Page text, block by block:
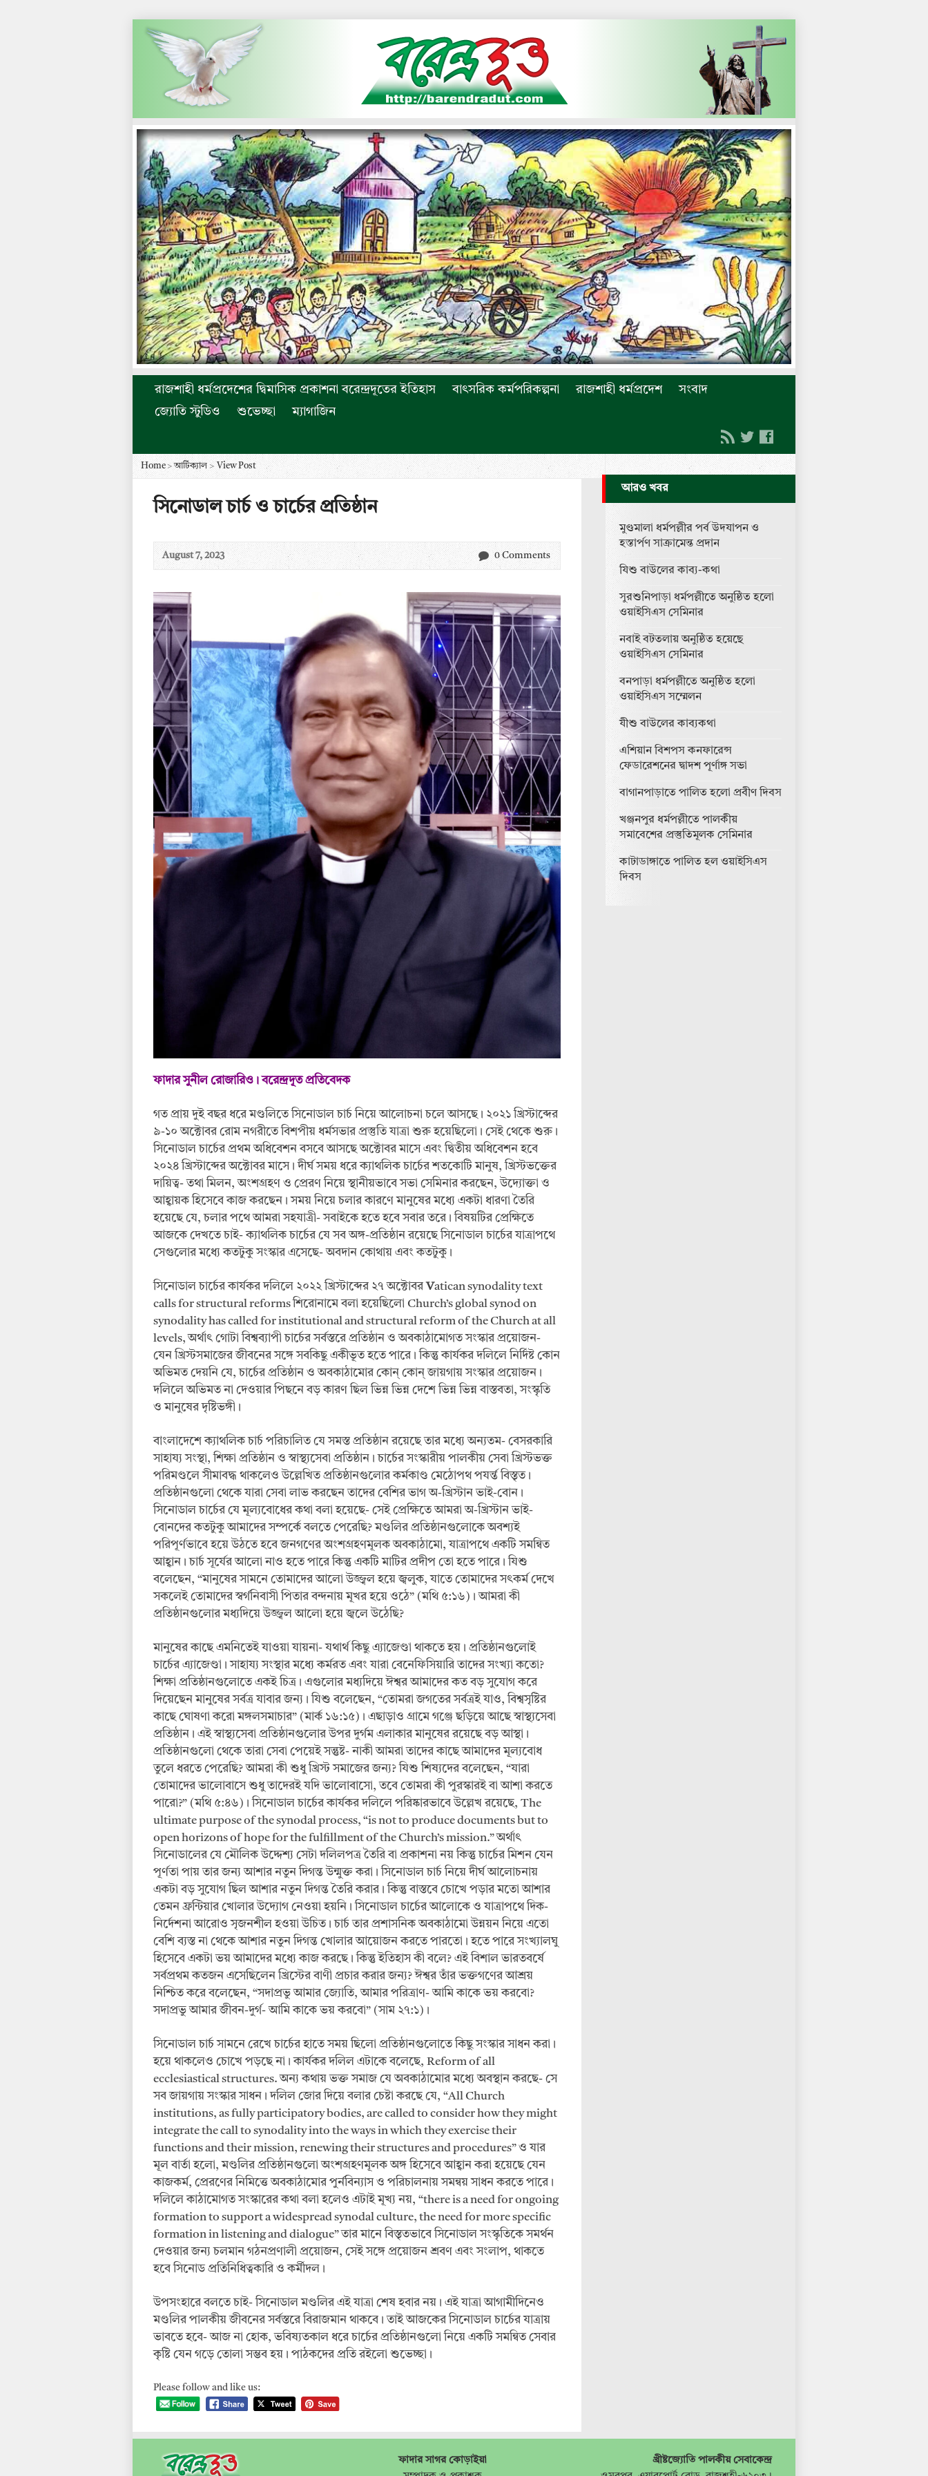
রাজশাহী ধর্মপ্রদেশের দ্বিমাসিক প্রকাশনা বরেন্দ্রদূতের ইতিহাস বাৎসরিক কর্মপরিকল্পনা রাজশাহী ধর্মপ্রদেশ
সংবাদ
জ্যোতি স্টুডিও
শুভেচ্ছা ম্যাগাজিন
Home >আর্টিক্যাল > View Post
সিনোডাল চার্চ ও চার্চের প্রতিষ্ঠান
August 7, 2023 0 Comments
ফাদার সুনীল রোজারিও। বরেন্দ্রদূত প্রতিবেদক
গত প্রায় দুই বছর ধরে মণ্ডলিতে সিনোডাল চার্চ নিয়ে আলোচনা চলে আসছে। ২০২১ খ্রিস্টাব্দের
৯-১০ অক্টোবর রোম নগরীতে বিশপীয় ধর্মসভার প্রস্তুতি যাত্রা শুরু হয়েছিলো। সেই থেকে শুরু।
সিনোডাল চার্চের প্রথম অধিবেশন বসবে আসছে অক্টোবর মাসে এবং দ্বিতীয় অধিবেশন হবে
২০২৪ খ্রিস্টাব্দের অক্টোবর মাসে। দীর্ঘ সময় ধরে ক্যাথলিক চার্চের শতকোটি মানুষ, খ্রিস্টভক্তের
দায়িত্ব- তথা মিলন, অংশগ্রহণ ও প্রেরণ নিয়ে স্থানীয়ভাবে সভা সেমিনার করছেন, উদ্যোক্তা ও
আহ্বায়ক হিসেবে কাজ করছেন। সময় নিয়ে চলার কারণে মানুষের মধ্যে একটা ধারণা তৈরি
হয়েছে যে, চলার পথে আমরা সহযাত্রী- সবাইকে হতে হবে সবার তরে। বিষয়টির প্রেক্ষিতে
আজকে দেখতে চাই- ক্যাথলিক চার্চের যে সব অঙ্গ-প্রতিষ্ঠান রয়েছে সিনোডাল চার্চের যাত্রাপথে
সেগুলোর মধ্যে কতটুকু সংস্কার এসেছে- অবদান কোথায় এবং কতটুকু।
সিনোডাল চার্চের কার্যকর দলিলে ২০২২ খ্রিস্টাব্দের ২৭ অক্টোবর Vatican synodality text
calls for structural reforms শিরোনামে বলা হয়েছিলো Church’s global synod on
synodality has called for institutional and structural reform of the Church at all
levels, অর্থাৎ গোটা বিশ্বব্যাপী চার্চের সর্বস্তরে প্রতিষ্ঠান ও অবকাঠামোগত সংস্কার প্রয়োজন-
যেন খ্রিস্টসমাজের জীবনের সঙ্গে সবকিছু একীভূত হতে পারে। কিন্তু কার্যকর দলিলে নির্দিষ্ট কোন
অভিমত দেয়নি যে, চার্চের প্রতিষ্ঠান ও অবকাঠামোর কোন্ কোন্ জায়গায় সংস্কার প্রয়োজন।
দলিলে অভিমত না দেওয়ার পিছনে বড় কারণ ছিল ভিন্ন ভিন্ন দেশে ভিন্ন ভিন্ন বাস্তবতা, সংস্কৃতি
ও মানুষের দৃষ্টিভঙ্গী।
বাংলাদেশে ক্যাথলিক চার্চ পরিচালিত যে সমস্ত প্রতিষ্ঠান রয়েছে তার মধ্যে অন্যতম- বেসরকারি
সাহায্য সংস্থা, শিক্ষা প্রতিষ্ঠান ও স্বাস্থ্যসেবা প্রতিষ্ঠান। চার্চের সংস্কারীয় পালকীয় সেবা খ্রিস্টভক্ত
পরিমণ্ডলে সীমাবদ্ধ থাকলেও উল্লেখিত প্রতিষ্ঠানগুলোর কর্মকাণ্ড মেঠোপথ পযর্ন্ত বিস্তৃত।
প্রতিষ্ঠানগুলো থেকে যারা সেবা লাভ করছেন তাদের বেশির ভাগ অ-খ্রিস্টান ভাই-বোন।
সিনোডাল চার্চের যে মূল্যবোধের কথা বলা হয়েছে- সেই প্রেক্ষিতে আমরা অ-খ্রিস্টান ভাই-
বোনদের কতটুকু আমাদের সম্পর্কে বলতে পেরেছি? মণ্ডলির প্রতিষ্ঠানগুলোকে অবশ্যই
পরিপূর্ণভাবে হয়ে উঠতে হবে জনগণের অংশগ্রহণমূলক অবকাঠামো, যাত্রাপথে একটি সমন্বিত
আহ্বান। চার্চ সূর্যের আলো নাও হতে পারে কিন্তু একটি মাটির প্রদীপ তো হতে পারে। যিশু
বলেছেন, “মানুষের সামনে তোমাদের আলো উজ্জ্বল হয়ে জ্বলুক, যাতে তোমাদের সৎকর্ম দেখে
সকলেই তোমাদের স্বর্গনিবাসী পিতার বন্দনায় মূখর হয়ে ওঠে” (মথি ৫:১৬)। আমরা কী
প্রতিষ্ঠানগুলোর মধ্যদিয়ে উজ্জ্বল আলো হয়ে জ্বলে উঠেছি?
মানুষের কাছে এমনিতেই যাওয়া যায়না- যথার্থ কিছু এ্যাজেণ্ডা থাকতে হয়। প্রতিষ্ঠানগুলোই
চার্চের এ্যাজেণ্ডা। সাহায্য সংস্থার মধ্যে কর্মরত এবং যারা বেনেফিসিয়ারি তাদের সংখ্যা কতো?
শিক্ষা প্রতিষ্ঠানগুলোতে একই চিত্র। এগুলোর মধ্যদিয়ে ঈশ্বর আমাদের কত বড় সুযোগ করে
দিয়েছেন মানুষের সর্বত্র যাবার জন্য। যিশু বলেছেন, “তোমরা জগতের সর্বত্রই যাও, বিশ্বসৃষ্টির
কাছে ঘোষণা করো মঙ্গলসমাচার” (মার্ক ১৬:১৫)। এছাড়াও গ্রামে গঞ্জে ছড়িয়ে আছে স্বাস্থ্যসেবা
প্রতিষ্ঠান। এই স্বাস্থ্যসেবা প্রতিষ্ঠানগুলোর উপর দুর্গম এলাকার মানুষের রয়েছে বড় আস্থা।
প্রতিষ্ঠানগুলো থেকে তারা সেবা পেয়েই সন্তুষ্ট- নাকী আমরা তাদের কাছে আমাদের মূল্যবোধ
তুলে ধরতে পেরেছি? আমরা কী শুধু খ্রিস্ট সমাজের জন্য? যিশু শিষ্যদের বলেছেন, “যারা
তোমাদের ভালোবাসে শুধু তাদেরই যদি ভালোবাসো, তবে তোমরা কী পুরস্কারই বা আশা করতে
পারো?” (মথি ৫:৪৬)। সিনোডাল চার্চের কার্যকর দলিলে পরিষ্কারভাবে উল্লেখ রয়েছে, The
ultimate purpose of the synodal process, “is not to produce documents but to
open horizons of hope for the fulfillment of the Church’s mission.” অর্থাৎ
সিনোডালের যে মৌলিক উদ্দেশ্য সেটা দলিলপত্র তৈরি বা প্রকাশনা নয় কিন্তু চার্চের মিশন যেন
পূর্ণতা পায় তার জন্য আশার নতুন দিগন্ত উন্মুক্ত করা। সিনোডাল চার্চ নিয়ে দীর্ঘ আলোচনায়
একটা বড় সুযোগ ছিল আশার নতুন দিগন্ত তৈরি করার। কিন্তু বাস্তবে চোখে পড়ার মতো আশার
তেমন ফ্রন্টিয়ার খোলার উদ্যোগ নেওয়া হয়নি। সিনোডাল চার্চের আলোকে ও যাত্রাপথে দিক-
নির্দেশনা আরোও সৃজনশীল হওয়া উচিত। চার্চ তার প্রশাসনিক অবকাঠামো উন্নয়ন নিয়ে এতো
বেশি ব্যস্ত না থেকে আশার নতুন দিগন্ত খোলার আয়োজন করতে পারতো। হতে পারে সংখ্যালঘু
হিসেবে একটা ভয় আমাদের মধ্যে কাজ করছে। কিন্তু ইতিহাস কী বলে? এই বিশাল ভারতবর্ষে
সর্বপ্রথম কতজন এসেছিলেন খ্রিস্টের বাণী প্রচার করার জন্য? ঈশ্বর তাঁর ভক্তগণের আশ্রয়
নিশ্চিত করে বলেছেন, “সদাপ্রভু আমার জ্যোতি, আমার পরিত্রাণ- আমি কাকে ভয় করবো?
সদাপ্রভু আমার জীবন-দুর্গ- আমি কাকে ভয় করবো” (সাম ২৭:১)।
সিনোডাল চার্চ সামনে রেখে চার্চের হাতে সময় ছিলো প্রতিষ্ঠানগুলোতে কিছু সংস্কার সাধন করা।
হয়ে থাকলেও চোখে পড়ছে না। কার্যকর দলিল এটাকে বলেছে, Reform of all
ecclesiastical structures. অন্য কথায় ভক্ত সমাজ যে অবকাঠামোর মধ্যে অবস্থান করছে- সে
সব জায়গায় সংস্কার সাধন। দলিল জোর দিয়ে বলার চেষ্টা করছে যে, “All Church
institutions, as fully participatory bodies, are called to consider how they might
integrate the call to synodality into the ways in which they exercise their
functions and their mission, renewing their structures and procedures” ও যার
মূল বার্তা হলো, মণ্ডলির প্রতিষ্ঠানগুলো অংশগ্রহণমূলক অঙ্গ হিসেবে আহ্বান করা হয়েছে যেন
কাজকর্ম, প্রেরণের নিমিত্তে অবকাঠামোর পুর্নবিন্যাস ও পরিচালনায় সমন্বয় সাধন করতে পারে।
দলিলে কাঠামোগত সংস্কারের কথা বলা হলেও এটাই মূখ্য নয়, “there is a need for ongoing
formation to support a widespread synodal culture, the need for more specific
formation in listening and dialogue” তার মানে বিস্তৃতভাবে সিনোডাল সংস্কৃতিকে সমর্থন
দেওয়ার জন্য চলমান গঠনপ্রণালী প্রয়োজন, সেই সঙ্গে প্রয়োজন শ্রবণ এবং সংলাপ, থাকতে
হবে সিনোড প্রতিনিধিত্বকারি ও কর্মীদল।
উপসংহারে বলতে চাই- সিনোডাল মণ্ডলির এই যাত্রা শেষ হবার নয়। এই যাত্রা আগামীদিনেও
মণ্ডলির পালকীয় জীবনের সর্বস্তরে বিরাজমান থাকবে। তাই আজকের সিনোডাল চার্চের যাত্রায়
ভাবতে হবে- আজ না হোক, ভবিষ্যতকাল ধরে চার্চের প্রতিষ্ঠানগুলো নিয়ে একটি সমন্বিত সেবার
কৃষ্টি যেন গড়ে তোলা সম্ভব হয়। পাঠকদের প্রতি রইলো শুভেচ্ছা।
Please follow and like us:
আরও খবর
মুণ্ডমালা ধর্মপল্লীর পর্ব উদযাপন ও
হস্তার্পণ সাক্রামেন্ত প্রদান
যিশু বাউলের কাব্য-কথা
সুরশুনিপাড়া ধর্মপল্লীতে অনুষ্ঠিত হলো
ওয়াইসিএস সেমিনার
নবাই বটতলায় অনুষ্ঠিত হয়েছে
ওয়াইসিএস সেমিনার
বনপাড়া ধর্মপল্লীতে অনুষ্ঠিত হলো
ওয়াইসিএস সম্মেলন
যীশু বাউলের কাব্যকথা
এশিয়ান বিশপস কনফারেন্স
ফেডারেশনের দ্বাদশ পূর্ণাঙ্গ সভা
বাগানপাড়াতে পালিত হলো প্রবীণ দিবস
খঞ্জনপুর ধর্মপল্লীতে পালকীয়
সমাবেশের প্রস্তুতিমূলক সেমিনার
কাটাডাঙ্গাতে পালিত হল ওয়াইসিএস
দিবস
ফাদার সাগর কোড়াইয়া
খ্রীষ্টজ্যোতি পালকীয় সেবাকেন্দ্র